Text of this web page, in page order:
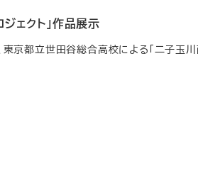
ェクト」作品展示
都立世田谷総合高校による「二子玉